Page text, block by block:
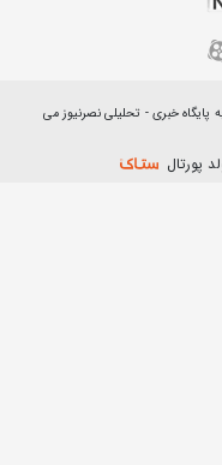
پایگاه خبری - تحلیلی نصرنیوز می
پورتال